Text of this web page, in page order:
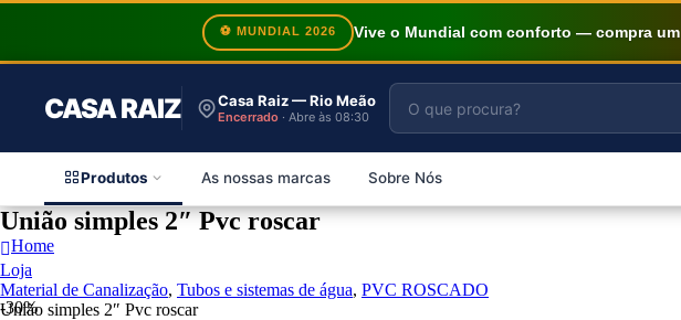
⚽ MUNDIAL 2026 Vive o Mundial com conforto — compra um
CASA RAIZ Casa Raiz — Rio Meão
Encerrado · Abre às 08:30
Produtos As nossas marcas Sobre Nós
União simples 2″ Pvc roscar
Home
Loja
Material de Canalização, Tubos e sistemas de água, PVC ROSCADO
União simples 2″ Pvc roscar
-30%